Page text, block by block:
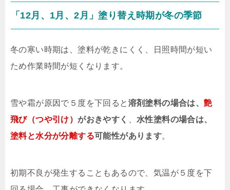
「12月、1月、2月」塗り替え時期が冬の季節
冬の寒い時期は、塗料が乾きにくく、日照時間が短い
ため作業時間が短くなります。
雪や霜が原因で５度を下回ると 溶剤塗料の場合は、艶
飛び（つや引け） がおきやすく
水性塗料の場合は、
塗料と水分が分離する可能性があります。
初期不良が発生することもあるので、気温が５度を下